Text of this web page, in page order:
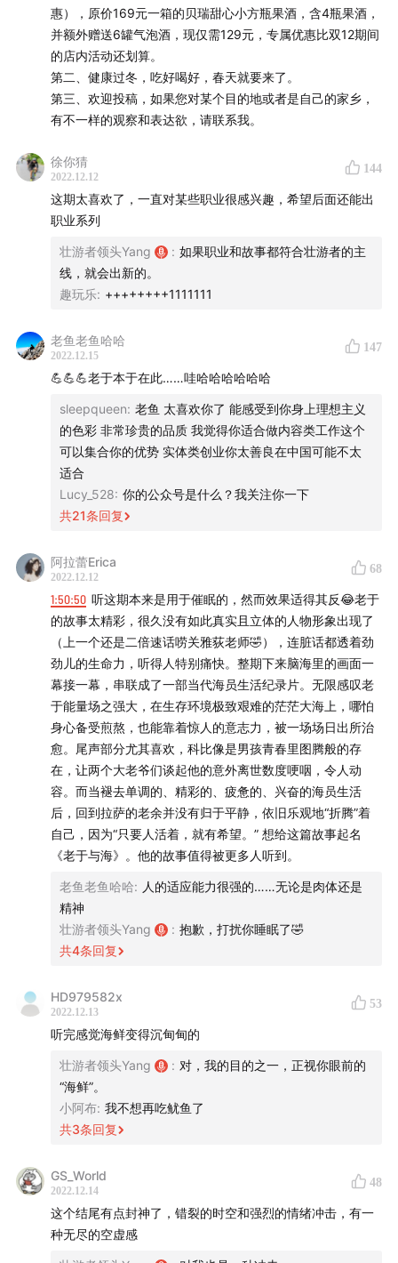
捕捞上80多吨鱿鱼的老于将船员生活一一为您揭秘。感谢
聚会氛围担当“贝瑞甜心”对本期节目的赞助，同时感谢日
光派对播客联盟对此次合作的大力支持。
|故事节点|
04:14 “脱北者"老于前史
远洋捕捞员能挣多少钱？
"出海前我写好了遗书“
运输船上的30天
26:15 上渔船前，我先当"老大”
船的结构和中外劳工比例
船上的权力结构
下马威和丛林法则
船上的打架规矩
59:23 "比坐牢还惨“的生活！
如何用机器及手工钓鱿鱼
挺过去伤病和无法休息的旺季
唯一停靠过两天的秘鲁渔港
一年后，我"看到“科比死讯
|壮游者|
老于:来自壮游者5群，前京城媒体人，浪迹高原与大海的
中年浪子。2019年至2021年在东南太平洋上的一艘远洋
渔船上工作两年。
现在是“平地抠饼”时间：壮游者是一档独立播客，很需
要您的善意和慷慨支持。
1、您可以通过微信公众号“壮游者”文章(本期相关细节
打赏。
2、请微信扫描下方二维码、或点击xiaolu.zhubai.love
了解并订阅壮游者付费专栏“小路”，解锁还凑合也不算
惠），原价169元一箱的贝瑞甜心小方瓶果酒，含4瓶果酒，
并额外赠送6罐气泡酒，现仅需129元，专属优惠比双12期间
的店内活动还划算。
第二、健康过冬，吃好喝好，春天就要来了。
第三、欢迎投稿，如果您对某个目的地或者是自己的家乡，
有不一样的观察和表达欲，请联系我。
徐你猜
2022.12.12
144
这期太喜欢了，一直对某些职业很感兴趣，希望后面还能出
职业系列
壮游者领头Yang : 如果职业和故事都符合壮游者的主
线，就会出新的。
趣玩乐: ++++++++1111111
老鱼老鱼哈哈
2022.12.15
147
💪💪💪老于本于在此……哇哈哈哈哈哈哈
sleepqueen: 老鱼 太喜欢你了 能感受到你身上理想主义
的色彩 非常珍贵的品质 我觉得你适合做内容类工作这个
可以集合你的优势 实体类创业你太善良在中国可能不太
适合
Lucy_528: 你的公众号是什么？我关注你一下
共21条回复
阿拉蕾Erica
2022.12.12
68
1:50:50 听这期本来是用于催眠的，然而效果适得其反😂老于
的故事太精彩，很久没有如此真实且立体的人物形象出现了
（上一个还是二倍速话唠关雅荻老师🤣），连脏话都透着劲
劲儿的生命力，听得人特别痛快。整期下来脑海里的画面一
幕接一幕，串联成了一部当代海员生活纪录片。无限感叹老
于能量场之强大，在生存环境极致艰难的茫茫大海上，哪怕
身心备受煎熬，也能靠着惊人的意志力，被一场场日出所治
愈。尾声部分尤其喜欢，科比像是男孩青春里图腾般的存
在，让两个大老爷们谈起他的意外离世数度哽咽，令人动
容。而当褪去单调的、精彩的、疲惫的、兴奋的海员生活
后，回到拉萨的老余并没有归于平静，依旧乐观地“折腾”着
自己，因为“只要人活着，就有希望。” 想给这篇故事起名
《老于与海》。他的故事值得被更多人听到。
老鱼老鱼哈哈: 人的适应能力很强的……无论是肉体还是
精神
壮游者领头Yang
: 抱歉，打扰你睡眠了🤣
共4条回复
HD979582x
2022.12.13
53
听完感觉海鲜变得沉甸甸的
壮游者领头Yang : 对，我的目的之一，正视你眼前的
“海鲜”。
小阿布: 我不想再吃鱿鱼了
共3条回复
GS_World
2022.12.14
48
这个结尾有点封神了，错裂的时空和强烈的情绪冲击，有一
种无尽的空虚感